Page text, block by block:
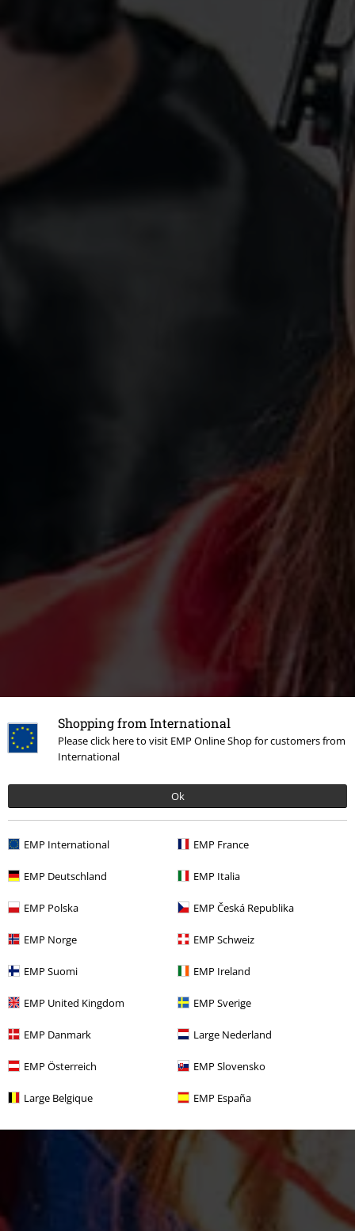
Shopping from International
Please click here to visit EMP Online Shop for customers from
International
Ok
EMP International EMP France
EMP Deutschland EMP Italia
EMP Polska EMP Česká Republika
EMP Norge EMP Schweiz
EMP Suomi EMP Ireland
EMP United Kingdom EMP Sverige
EMP Danmark Large Nederland
EMP Österreich EMP Slovensko
Large Belgique EMP España